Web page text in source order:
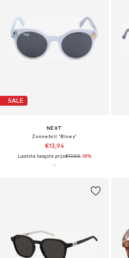
SALE
NEXT
Zonnebril 'Bluey'
€13,94
Laatste laagste prijs:€17,00-18%